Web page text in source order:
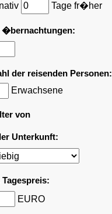
Tage fr�her
�bernachtungen:
der reisenden Personen:
Erwachsene
von
Unterkunft:
Tagespreis:
EURO